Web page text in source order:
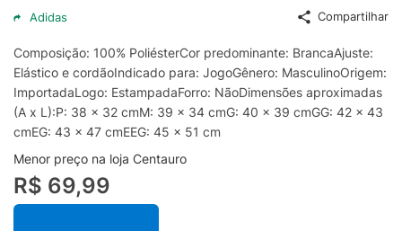
Adidas Compartilhar
Composição: 100% PoliésterCor predominante: BrancaAjuste:
Elástico e cordãoIndicado para: JogoGênero: MasculinoOrigem:
ImportadaLogo: EstampadaForro: NãoDimensões aproximadas
(A x L):P: 38 x 32 cmM: 39 x 34 cmG: 40 x 39 cmGG: 42 x 43
cmEG: 43 x 47 cmEEG: 45 x 51 cm
Menor preço na loja Centauro
R$ 69,99